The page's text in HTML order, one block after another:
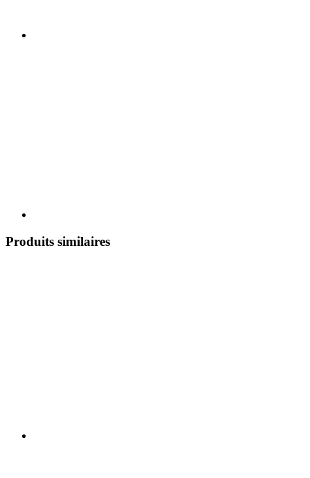
Produits similaires